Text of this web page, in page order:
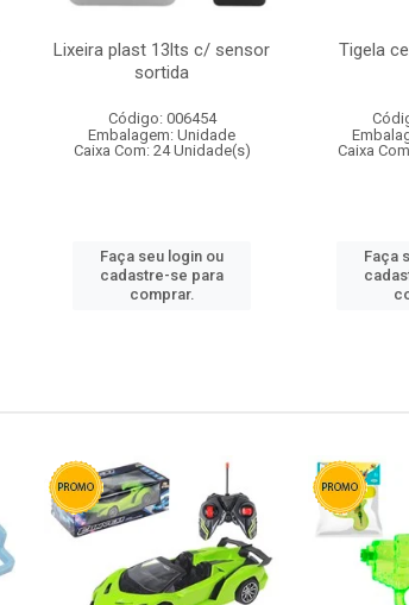
Lixeira plast 13lts c/ sensor
sortida
Código: 006454
Embalagem: Unidade
Caixa Com: 24 Unidade(s)
Faça seu login ou
cadastre-se para
comprar.
Tigela
Caixa
Faça